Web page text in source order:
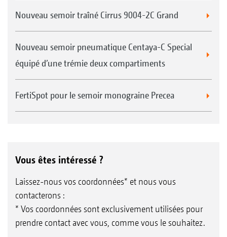
Nouveau semoir traîné Cirrus 9004-2C Grand
Nouveau semoir pneumatique Centaya-C Special
équipé d’une trémie deux compartiments
FertiSpot pour le semoir monograine Precea
Vous êtes intéressé ?
Laissez-nous vos coordonnées* et nous vous
contacterons :
* Vos coordonnées sont exclusivement utilisées pour
prendre contact avec vous, comme vous le souhaitez.